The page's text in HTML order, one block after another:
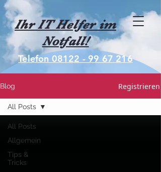
Telefon 08122 - 99 67 216
Ihr IT Helfer im
Notfall!
Blog Registrieren
All Posts
Allgemein
Tips &
Tricks
All Posts